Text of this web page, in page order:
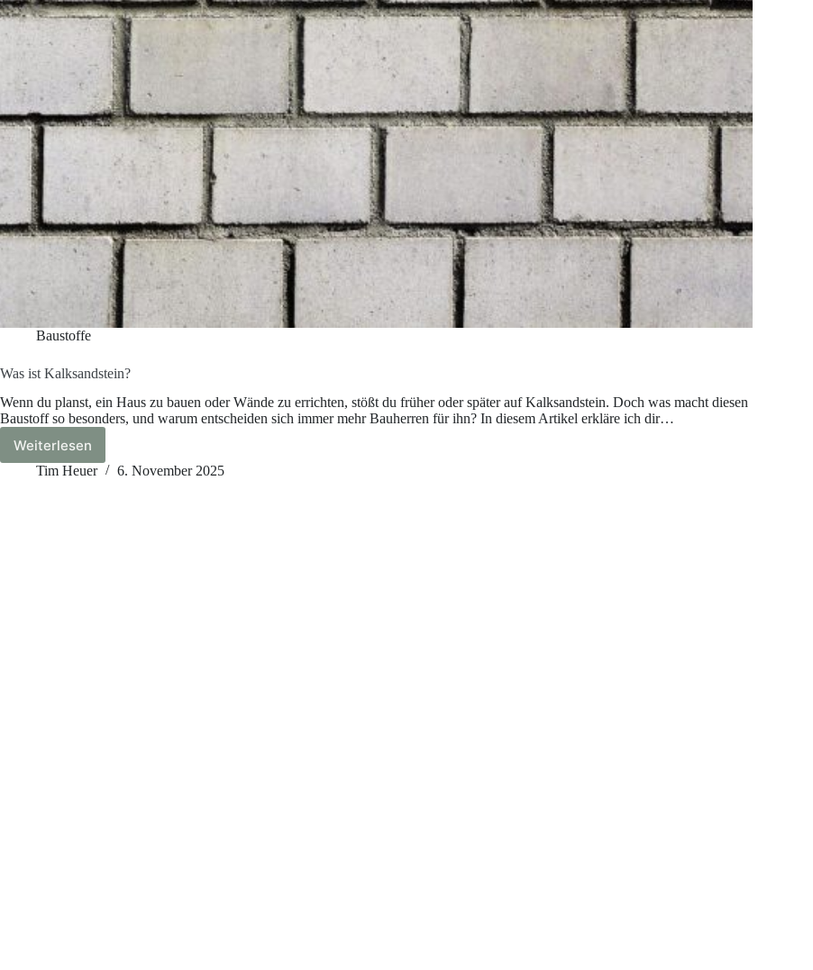
Baustoffe
Was ist Kalksandstein?
Wenn du planst, ein Haus zu bauen oder Wände zu errichten, stößt du früher oder später auf Kalksandstein. Doch was macht diesen
Baustoff so besonders, und warum entscheiden sich immer mehr Bauherren für ihn? In diesem Artikel erkläre ich dir…
Weiterlesen
Was
ist
Tim Heuer 6. November 2025